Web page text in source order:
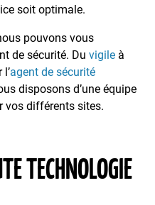
soit optimale.
pouvons vous
de sécurité. Duvigile à
agent de sécurité
disposons d’une équipe
vos différents sites.
TECHNOLOGIE